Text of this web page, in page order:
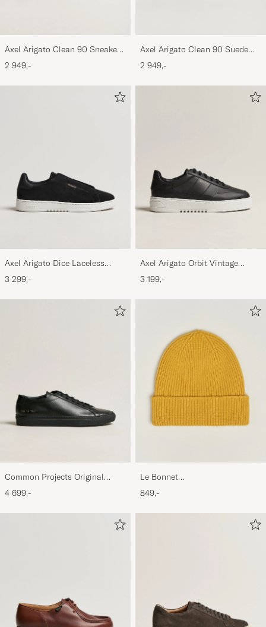
Axel Arigato Clean 90 Sneaker
Black
2 949,-
Axel Arigato Clean 90 Suede
Sneaker Black
2 949,-
Axel Arigato Dice Laceless
Suede Sneaker Black
3 299,-
Axel Arigato Orbit Vintage
Sneaker Black
3 199,-
Common Projects Original
Achilles Sneaker Black
4 699,-
Le Bonnet
Lambswool/Caregora Beanie
Mustard
849,-